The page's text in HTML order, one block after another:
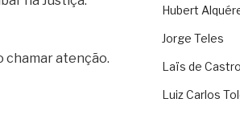
chamar atenção.
Hubert
Jorge Teles
Laïs de Castro
Luiz Carlos